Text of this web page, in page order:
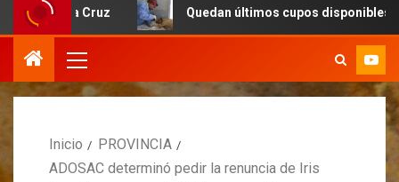
Cruz Quedan últimos cupos disponibles para
Inicio
PROVINCIA
ADOSAC determinó pedir la renuncia de Iris